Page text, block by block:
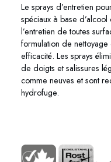
Le sprays d’entretien
spéciaux à base
l’entretien de toutes
formulation de
efficacité. Les sprays
de doigts et salissures
comme neuves et sont
hydrofuge.